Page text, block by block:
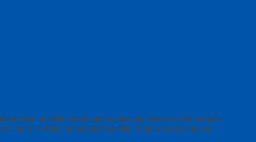
setelah perjuangan panjang selama menempuh
hadir di Riau sebagai penyedia toga wisuda sarjana